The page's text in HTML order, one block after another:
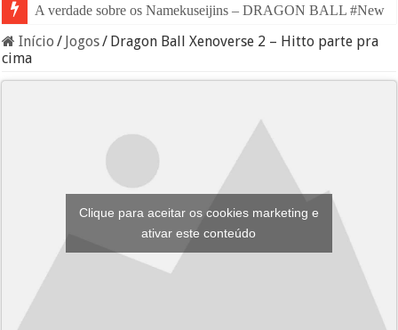
A verdade sobre os Namekuseijins – DRAGON BALL #News
Início / Jogos/ Dragon Ball Xenoverse 2 – Hitto parte pra
cima
Clique para aceitar os cookies marketing e
ativar este conteúdo